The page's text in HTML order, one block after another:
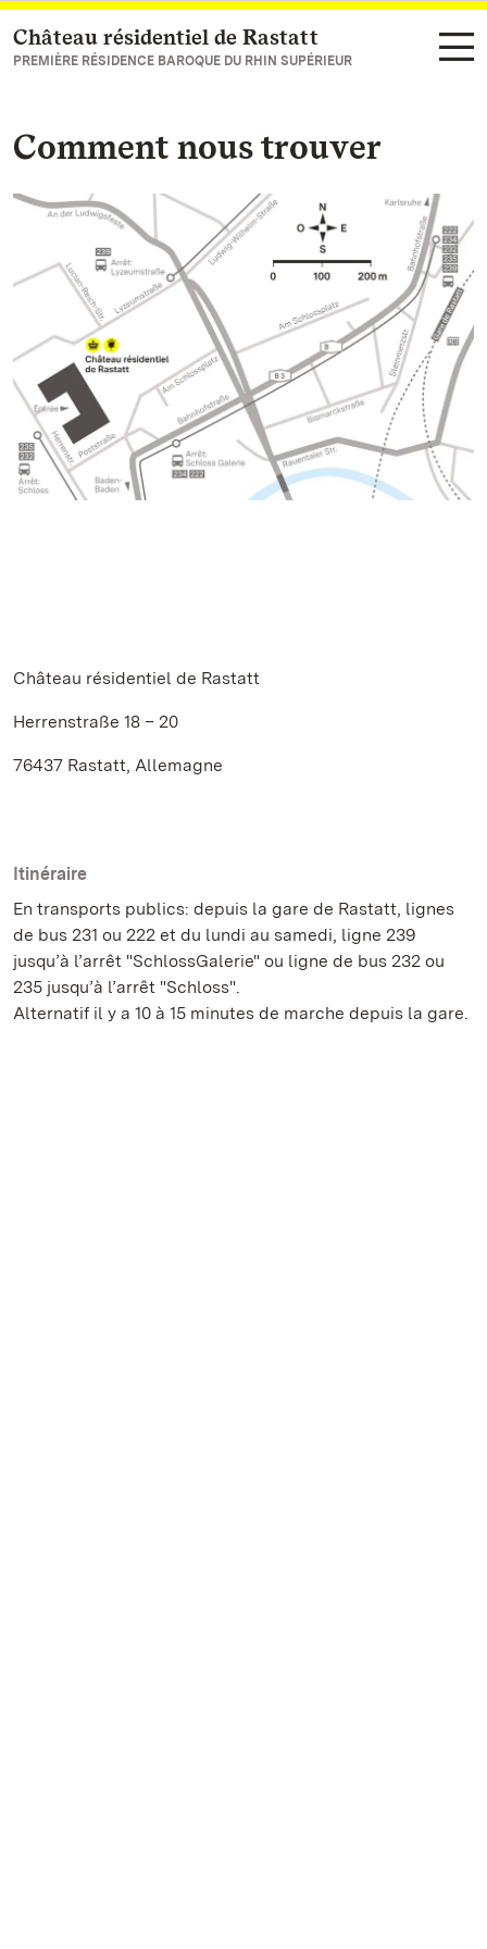
Vers la page d’accueil
Château résidentiel de Rastatt
PREMIÈRE RÉSIDENCE BAROQUE DU RHIN SUPÉRIEUR
Comment nous trouver
Château résidentiel de Rastatt
Herrenstraße 18 – 20
76437 Rastatt, Allemagne
Itinéraire
En transports publics: depuis la gare de Rastatt, lignes
de bus 231 ou 222 et du lundi au samedi, ligne 239
jusqu’à l’arrêt "SchlossGalerie" ou ligne de bus 232 ou
235 jusqu’à l’arrêt "Schloss".
Alternatif il y a 10 à 15 minutes de marche depuis la gare.